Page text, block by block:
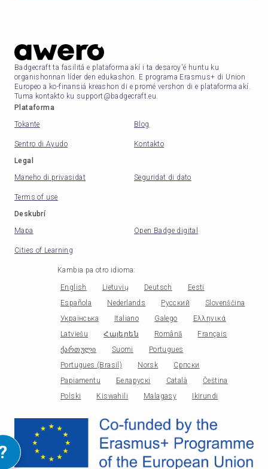
Badgecraft ta fasilitá e plataforma akí i ta desaroy'é huntu ku
organishonnan líder den edukashon. E programa Erasmus+ di Union
Europeo a ko-finansiá kreashon di e promé vershon di e plataforma akí.
Tuma kontakto ku support@badgecraft.eu.
Plataforma
Tokante
Blog
Sentro di Ayudo
Kontakto
Legal
Maneho di privasidat
Seguridat di dato
Terms of use
Deskubrí
Mapa
Open Badge digital
Cities of Learning
Kambia pa otro idioma:
English Lietuvių Deutsch
Eesti
Española
Nederlands Русский
Slovenščina
Українська
Italiano Galego
Ελληνικά
Latviešu
Հայերեն Română
Français
ქართული
Suomi
Portugues
Portugues (Brasil)
Norsk
Српски
Papiamentu
Беларускі Català
Čeština
Polski
Kiswahili Malagasy Ikirundi